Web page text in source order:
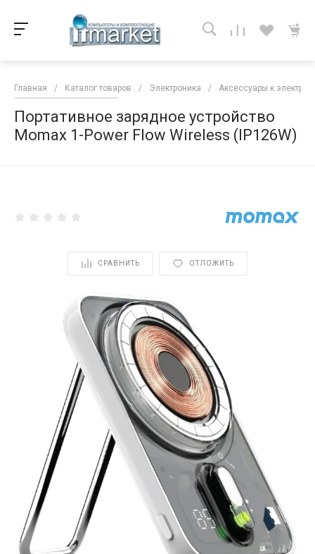
Главная / Каталог товаров / Электроника / Аксессуары к
Портативное зарядное устройство
Momax 1-Power Flow Wireless (IP126W)
СРАВНИТЬ ОТЛОЖИТЬ